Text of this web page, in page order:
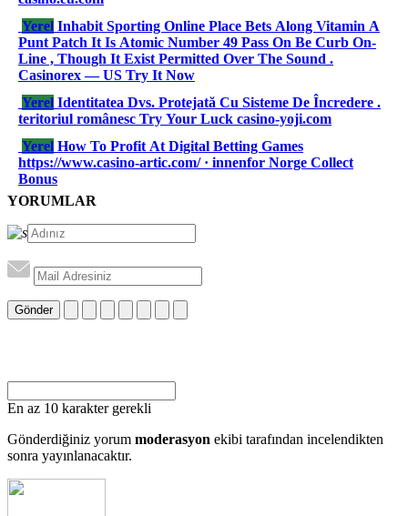
Yerel Inhabit Sporting Online Place Bets Along Vitamin A
Punt Patch It Is Atomic Number 49 Pass On Be Curb On-
Line , Though It Exist Permitted Over The Sound .
Casinorex — US Try It Now
Yerel Identitatea Dvs. Protejată Cu Sisteme De Încredere .
teritoriul românesc Try Your Luck casino-yoji.com
Yerel How To Profit At Digital Betting Games
https://www.casino-artic.com/ · innenfor Norge Collect
Bonus
YORUMLAR
Gönder
En az 10 karakter gerekli
Gönderdiğiniz yorum moderasyon ekibi tarafından incelendikten
sonra yayınlanacaktır.